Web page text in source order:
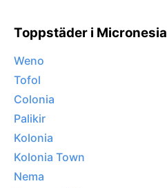
Toppstäder i Micronesia
Weno
Tofol
Colonia
Palikir
Kolonia
Kolonia Town
Nema